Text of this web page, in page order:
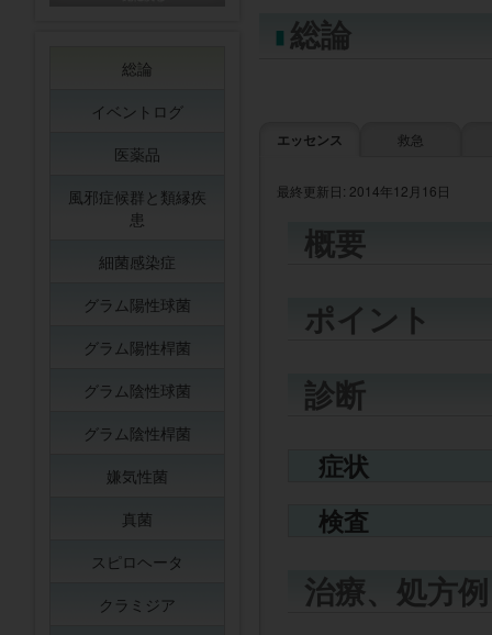
総論
エッセンス 救急
最終更新日: 2014年12月16日
概要
ポイント
診断
症状
検査
治療、処方例
総論
イベントログ
医薬品
風邪症候群と類縁疾
患
細菌感染症
グラム陽性球菌
グラム陽性桿菌
グラム陰性球菌
グラム陰性桿菌
嫌気性菌
真菌
スピロヘータ
クラミジア